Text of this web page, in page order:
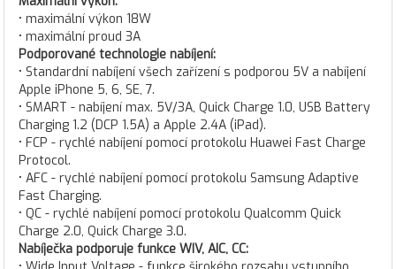
• maximální výkon 18W
• maximální proud 3A
Podporované technologie nabíjení:
• Standardní nabíjení všech zařízení s podporou 5V a nabíjení
Apple iPhone 5, 6, SE, 7.
• SMART - nabíjení max. 5V/3A, Quick Charge 1.0, USB Battery
Charging 1.2 (DCP 1.5A) a Apple 2.4A (iPad).
• FCP - rychlé nabíjení pomocí protokolu Huawei Fast Charge
Protocol.
• AFC - rychlé nabíjení pomocí protokolu Samsung Adaptive
Fast Charging.
• QC - rychlé nabíjení pomocí protokolu Qualcomm Quick
Charge 2.0, Quick Charge 3.0.
Nabíječka podporuje funkce WIV, AIC, CC: